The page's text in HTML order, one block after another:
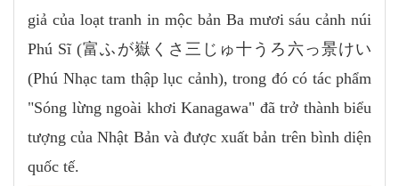
giả của loạt tranh in mộc bản Ba mươi sáu cảnh núi
Phú Sĩ (富ふが嶽くさ三じゅ十うろ六っ景けい
(Phú Nhạc tam thập lục cảnh), trong đó có tác phẩm
"Sóng lừng ngoài khơi Kanagawa" đã trở thành biểu
tượng của Nhật Bản và được xuất bản trên bình diện
quốc tế.